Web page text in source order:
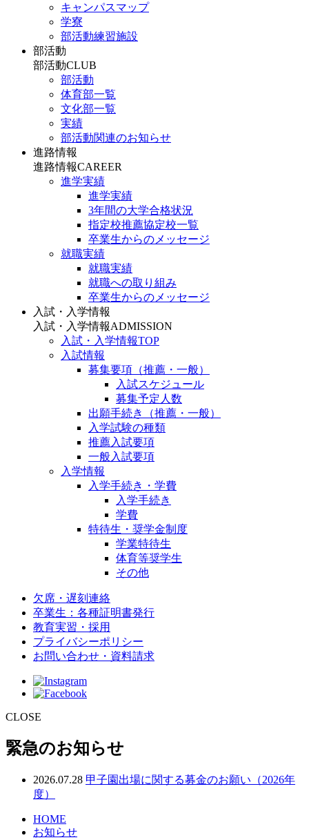
キャンパスマップ
学寮
部活動練習施設
部活動
部活動CLUB
部活動
体育部一覧
文化部一覧
実績
部活動関連のお知らせ
進路情報
進路情報CAREER
進学実績
進学実績
3年間の大学合格状況
指定校推薦協定校一覧
卒業生からのメッセージ
就職実績
就職実績
就職への取り組み
卒業生からのメッセージ
入試・入学情報
入試・入学情報ADMISSION
入試・入学情報TOP
入試情報
募集要項（推薦・一般）
入試スケジュール
募集予定人数
出願手続き（推薦・一般）
入学試験の種類
推薦入試要項
一般入試要項
入学情報
入学手続き・学費
入学手続き
学費
特待生・奨学金制度
学業特待生
体育等奨学生
その他
欠席・遅刻連絡
卒業生：各種証明書発行
教育実習・採用
プライバシーポリシー
お問い合わせ・資料請求
CLOSE
緊急のお知らせ
2026.07.28 甲子園出場に関する募金のお願い（2026年
度）
HOME
お知らせ